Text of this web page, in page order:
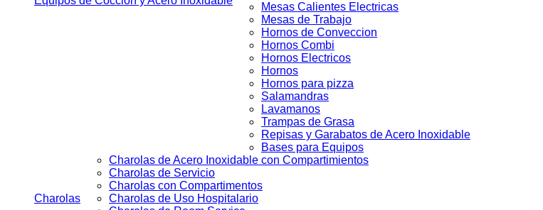
Mesas Calientes Electricas
Mesas de Trabajo
Hornos de Conveccion
Hornos Combi
Hornos Electricos
Hornos
Hornos para pizza
Salamandras
Lavamanos
Trampas de Grasa
Repisas y Garabatos de Acero Inoxidable
Bases para Equipos
Charolas
Charolas de Acero Inoxidable con Compartimientos
Charolas de Servicio
Charolas con Compartimentos
Charolas de Uso Hospitalario